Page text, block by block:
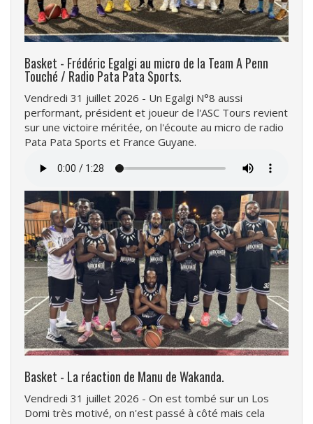
Basket - Frédéric Egalgi au micro de la Team A Penn
Touché / Radio Pata Pata Sports.
Vendredi 31 juillet 2026 - Un Egalgi N°8 aussi
performant, président et joueur de l'ASC Tours revient
sur une victoire méritée, on l'écoute au micro de radio
Pata Pata Sports et France Guyane.
audio
Basket - La réaction de Manu de Wakanda.
Vendredi 31 juillet 2026 - On est tombé sur un Los
Domi très motivé, on n'est passé à côté mais cela